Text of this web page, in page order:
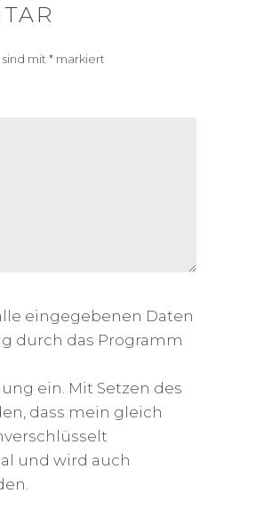
mit *markiert
eingegebenen Daten
durch das Programm
ein. Mit Setzen des
dass mein gleich
und wird auch